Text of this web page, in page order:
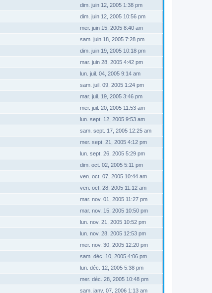
dim. juin 12, 2005 1:38 pm
dim. juin 12, 2005 10:56 pm
mer. juin 15, 2005 8:40 am
sam. juin 18, 2005 7:28 pm
dim. juin 19, 2005 10:18 pm
mar. juin 28, 2005 4:42 pm
lun. juil. 04, 2005 9:14 am
sam. juil. 09, 2005 1:24 pm
mar. juil. 19, 2005 3:46 pm
mer. juil. 20, 2005 11:53 am
lun. sept. 12, 2005 9:53 am
sam. sept. 17, 2005 12:25 am
mer. sept. 21, 2005 4:12 pm
lun. sept. 26, 2005 5:29 pm
dim. oct. 02, 2005 5:11 pm
ven. oct. 07, 2005 10:44 am
ven. oct. 28, 2005 11:12 am
mar. nov. 01, 2005 11:27 pm
mar. nov. 15, 2005 10:50 pm
lun. nov. 21, 2005 10:52 pm
lun. nov. 28, 2005 12:53 pm
mer. nov. 30, 2005 12:20 pm
sam. déc. 10, 2005 4:06 pm
lun. déc. 12, 2005 5:38 pm
mer. déc. 28, 2005 10:48 pm
sam. janv. 07, 2006 1:13 am